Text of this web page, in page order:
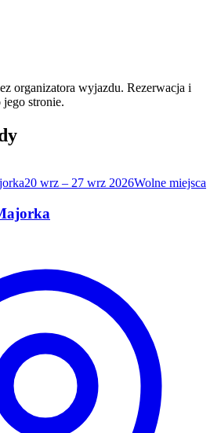
organizatora wyjazdu. Rezerwacja i
jego stronie.
20 wrz – 27 wrz 2026Wolne miejsca